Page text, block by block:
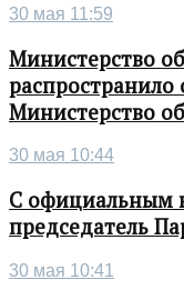
30 мая 11:59
Министерство
Министерство
30 мая 10:44
С официальным
председатель
30 мая 10:41